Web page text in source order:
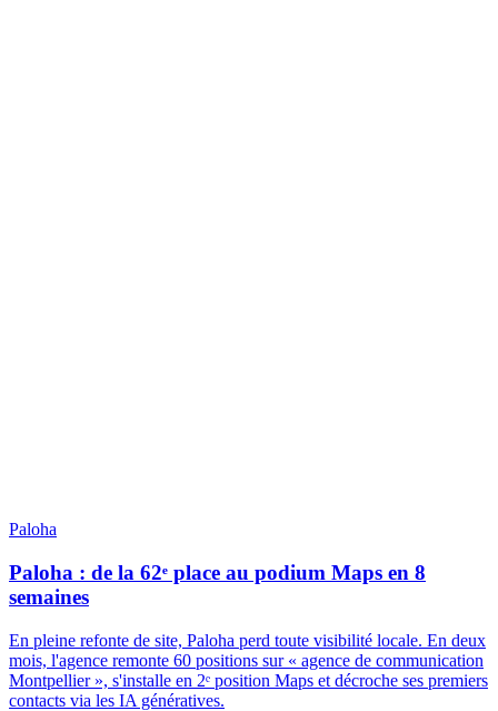
Paloha
Paloha : de la 62ᵉ place au podium Maps en 8
semaines
En pleine refonte de site, Paloha perd toute visibilité locale. En deux
mois, l'agence remonte 60 positions sur « agence de communication
Montpellier », s'installe en 2ᵉ position Maps et décroche ses premiers
contacts via les IA génératives.